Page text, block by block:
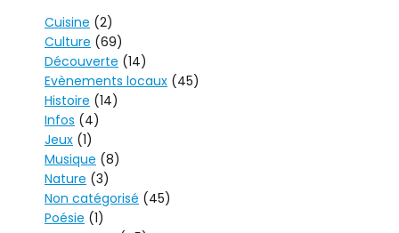
T
E
R
N
A
T
I
V
E
:
Cuisine (2)
Culture (69)
Découverte (14)
Evènements locaux (45)
Histoire (14)
Infos (4)
Jeux (1)
Musique (8)
Nature (3)
Non catégorisé (45)
Poésie (1)